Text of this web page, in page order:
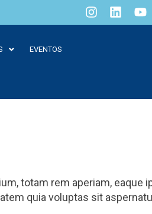
EVENTOS
totam rem aperiam, eaque
quia voluptas sit